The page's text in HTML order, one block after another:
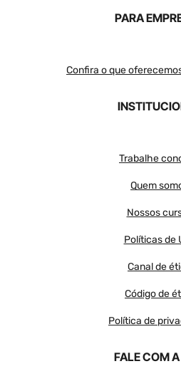
PARA
Confira o que
Trabalhe
Quem
Nossos
Políticas de
Canal de
Código de
Política de
FALE COM